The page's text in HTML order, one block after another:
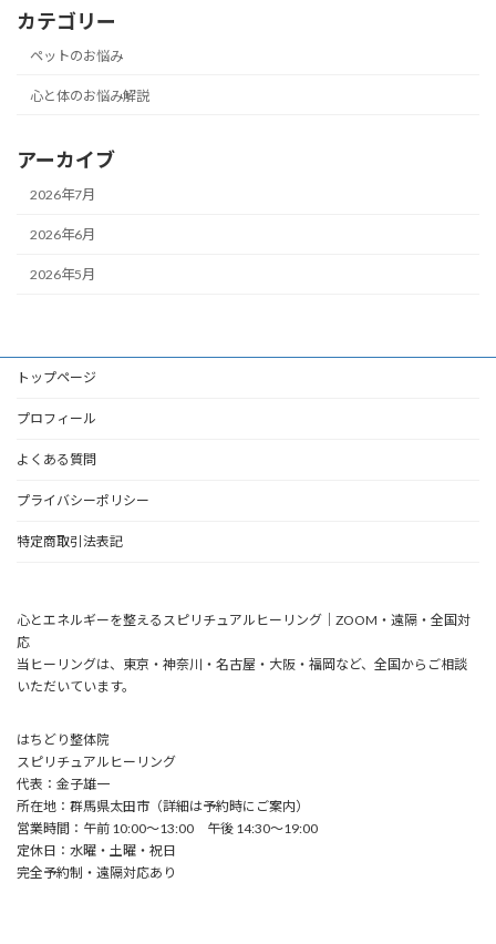
カテゴリー
ペットのお悩み
心と体のお悩み解説
アーカイブ
2026年7月
2026年6月
2026年5月
トップページ
プロフィール
よくある質問
プライバシーポリシー
特定商取引法表記
心とエネルギーを整えるスピリチュアルヒーリング｜ZOOM・遠隔・全国対
応
当ヒーリングは、東京・神奈川・名古屋・大阪・福岡など、全国からご相談
いただいています。
はちどり整体院
スピリチュアルヒーリング
代表：金子雄一
所在地：群馬県太田市（詳細は予約時にご案内）
営業時間：午前 10:00〜13:00 午後 14:30～19:00
定休日：水曜・土曜・祝日
完全予約制・遠隔対応あり